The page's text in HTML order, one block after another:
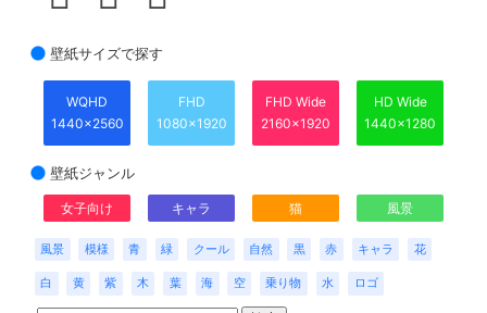
壁紙サイズで探す
WQHD
1440x2560
FHD
1080x1920
FHD Wide
2160x1920
HD Wide
1440x1280
壁紙ジャンル
女子向け キャラ 猫 風景
風景 模様 青 緑 クール 自然 黒 赤 キャラ 花
白 黄 紫 木 葉 海 空 乗り物 水 ロゴ